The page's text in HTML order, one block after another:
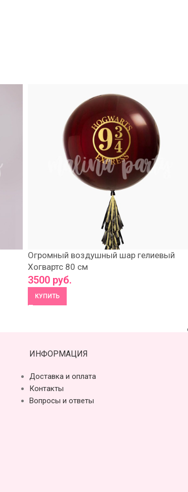
Огромный воздушный шар гелиевый
Хогвартс 80 см
3500 руб.
КУПИТЬ
ИНФОРМАЦИЯ
Доставка и оплата
Контакты
Вопросы и ответы